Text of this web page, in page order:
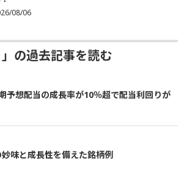
08/06
」の過去記事を読む
予想配当の成長率が10％超で配当利回りが
妙味と成長性を備えた銘柄例